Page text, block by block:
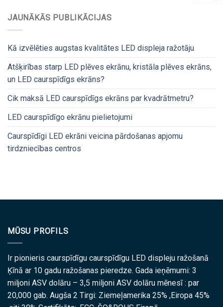
JAUNĀKĀS PUBLIKĀCIJAS
Kā izvēlēties augstas kvalitātes LED displeja ražotāju
Atšķirības starp LED plēves ekrānu, kristāla plēves ekrāns,
un LED caurspīdīgs ekrāns?
Cik maksā LED caurspīdīgs ekrāns par kvadrātmetru?
LED caurspīdīgo ekrānu pielietojumi
Caurspīdīgi LED ekrāni veicina pārdošanas apjomu
tirdzniecības centros
MŪSU PROFILS
Ir pionieris caurspīdīgu caurspīdīgu LED displeju ražošanā
Ķīnā ar 10 gadu ražošanas pieredze. Gada ieņēmumi: 3
miljoni ASV dolāru – 3,5 miljoni ASV dolāru mēnesī : par
20,000 gab. Augša 2 Tirgi: Ziemeļamerika 25% ,Eiropa 45%